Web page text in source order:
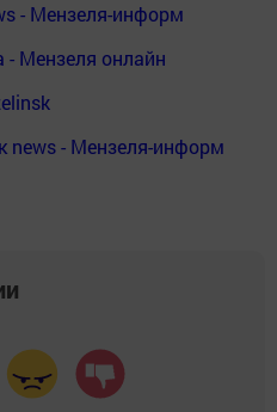
- Мензеля-информ
- Мензеля онлайн
news - Мензеля-информ